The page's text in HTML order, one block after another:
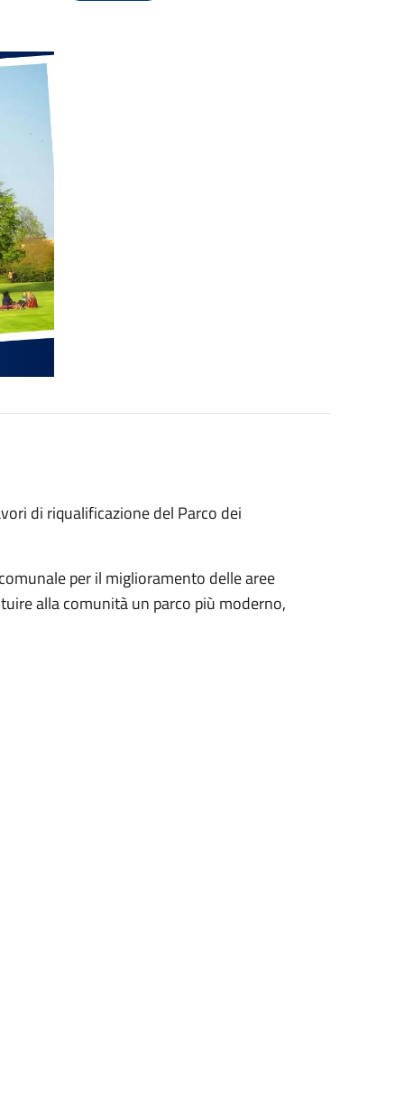
di riqualificazione del Parco dei
per il miglioramento delle aree
alla comunità un parco più moderno,